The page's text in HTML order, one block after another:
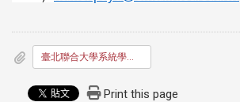
臺北聯合大學系統學術合作專題研究計畫作業要點
Print this page